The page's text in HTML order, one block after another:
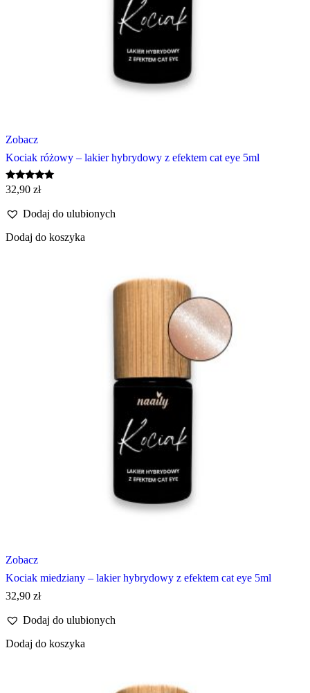
Zobacz
Kociak różowy – lakier hybrydowy z efektem cat eye 5ml
Oceniono
5.00
32,90 zł
Dodaj do ulubionych
Dodaj do koszyka
Zobacz
Kociak miedziany – lakier hybrydowy z efektem cat eye 5ml
32,90 zł
Dodaj do ulubionych
Dodaj do koszyka